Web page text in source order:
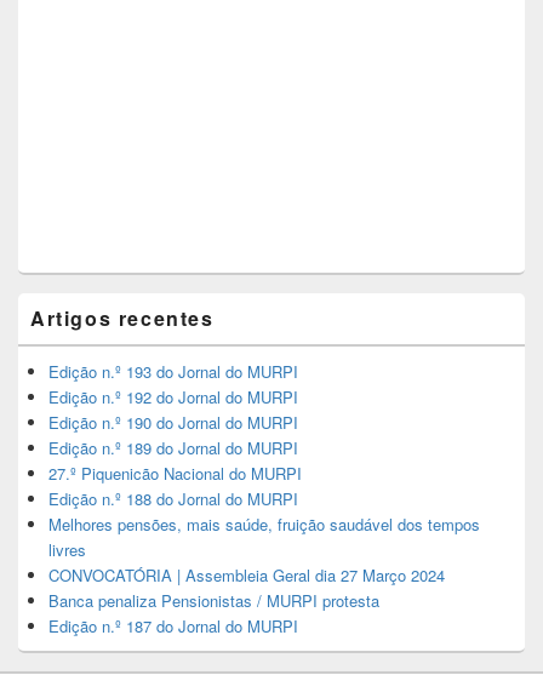
Artigos recentes
Edição n.º 193 do Jornal do MURPI
Edição n.º 192 do Jornal do MURPI
Edição n.º 190 do Jornal do MURPI
Edição n.º 189 do Jornal do MURPI
27.º Piquenicão Nacional do MURPI
Edição n.º 188 do Jornal do MURPI
Melhores pensões, mais saúde, fruição saudável dos tempos
livres
CONVOCATÓRIA | Assembleia Geral dia 27 Março 2024
Banca penaliza Pensionistas / MURPI protesta
Edição n.º 187 do Jornal do MURPI